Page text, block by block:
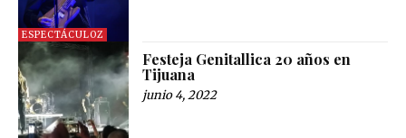
ESPECTÁCULOZ
Festeja Genitallica 20 años en
Tijuana
junio 4, 2022